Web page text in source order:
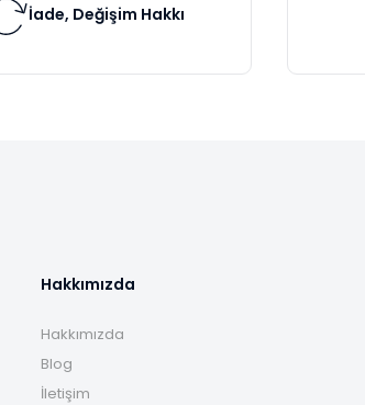
İade, Değişim Hakkı
Hakkımızda
Hakkımızda
Blog
İletişim